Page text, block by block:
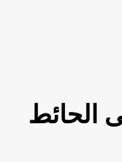
الحائط